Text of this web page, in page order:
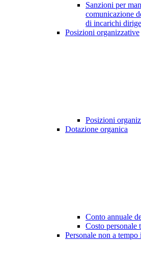
Sanzioni per
comunicazione
di incarichi
Posizioni organizzative
Posizioni
Dotazione organica
Conto annuale
Costo personale
Personale non a